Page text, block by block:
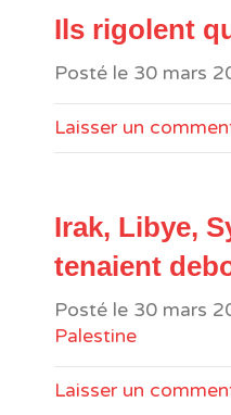
Ils rigolent
Posté le 30 mars
Laisser un
Irak, Libye,
tenaient
Posté le 30 mars
Palestine
Laisser un